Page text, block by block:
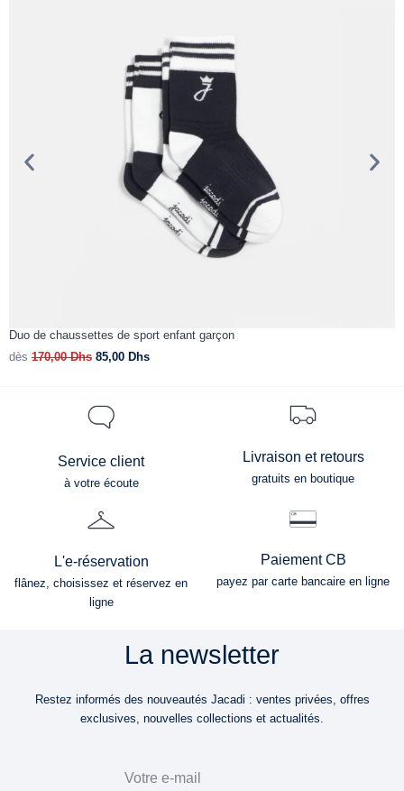
Duo de chaussettes de sport enfant garçon
dès 170,00Dhs 85,00 Dhs
Service client
à votre écoute
Livraison et retours
gratuits en boutique
L'e-réservation
flânez, choisissez et réservez en
ligne
Paiement CB
payez par carte bancaire en ligne
La newsletter
Restez informés des nouveautés Jacadi : ventes privées, offres
exclusives, nouvelles collections et actualités.